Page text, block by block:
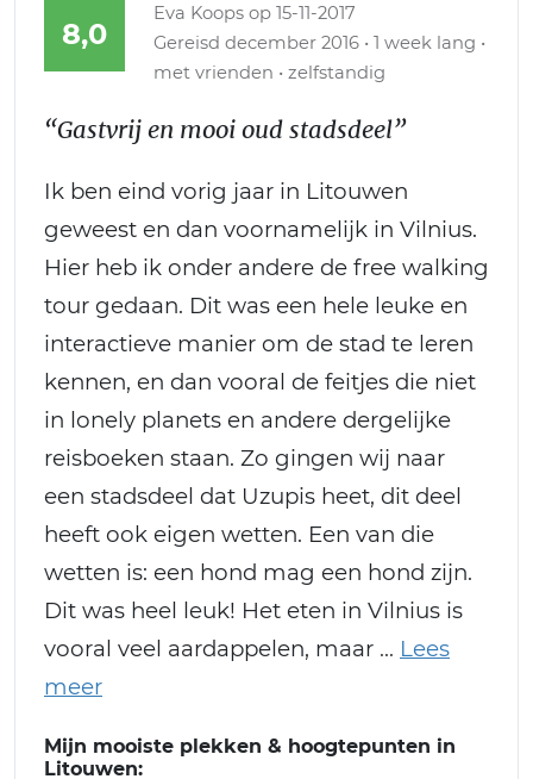
8,0
Eva Koops op 15-11-2017
Gereisd december 2016 • 1 week lang •
met vrienden • zelfstandig
“Gastvrij en mooi oud stadsdeel”
Ik ben eind vorig jaar in Litouwen
geweest en dan voornamelijk in Vilnius.
Hier heb ik onder andere de free walking
tour gedaan. Dit was een hele leuke en
interactieve manier om de stad te leren
kennen, en dan vooral de feitjes die niet
in lonely planets en andere dergelijke
reisboeken staan. Zo gingen wij naar
een stadsdeel dat Uzupis heet, dit deel
heeft ook eigen wetten. Een van die
wetten is: een hond mag een hond zijn.
Dit was heel leuk! Het eten in Vilnius is
vooral veel aardappelen, maar
Mijn mooiste plekken & hoogtepunten in
Litouwen: